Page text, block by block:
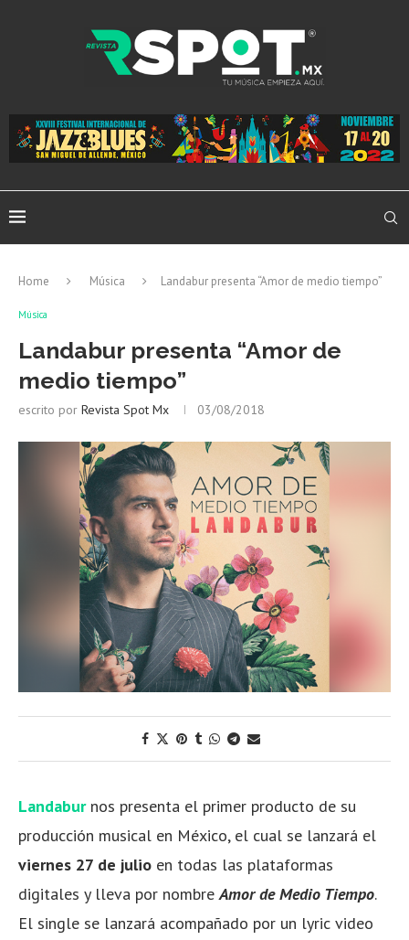
Home Música Landabur presenta “Amor de medio tiempo”
Música
Landabur presenta “Amor de
medio tiempo”
escrito por Revista Spot Mx 03/08/2018
Landabur nos presenta el primer producto de su
producción musical en México, el cual se lanzará el
viernes 27 de julio en todas las plataformas
digitales y lleva por nombreAmor de Medio Tiempo.
El single se lanzará acompañado por un lyric video